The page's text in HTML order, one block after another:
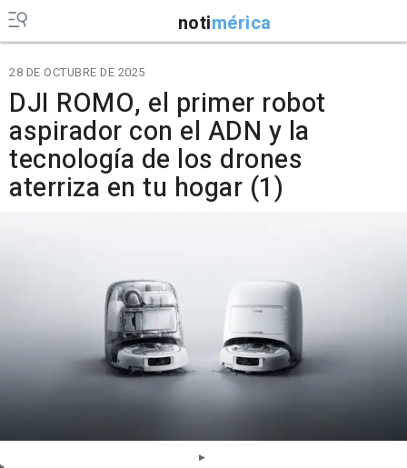
notimérica
28 DE OCTUBRE DE 2025
DJI ROMO, el primer robot
aspirador con el ADN y la
tecnología de los drones
aterriza en tu hogar (1)